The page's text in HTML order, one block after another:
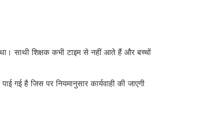
साथी शिक्षक कभी टाइम से नहीं आते हैं और बच्चों
गई है जिस पर नियमानुसार कार्यवाही की जाएगी